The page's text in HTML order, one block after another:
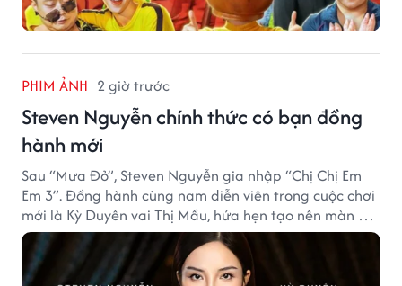
PHIM ẢNH 2 giờ trước
Steven Nguyễn chính thức có bạn đồng
hành mới
Sau “Mưa Đỏ”, Steven Nguyễn gia nhập “Chị Chị Em
Em 3”. Đồng hành cùng nam diễn viên trong cuộc chơi
mới là Kỳ Duyên vai Thị Mầu, hứa hẹn tạo nên màn kết
hợp nhiều bất ngờ.